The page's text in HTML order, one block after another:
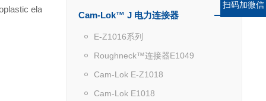
Cam-Lok™ J 电力连接器
E-Z1016系列
Roughneck™连接器E1049
Cam-Lok E-Z1018
Cam-Lok E1018
ela
扫码加微信